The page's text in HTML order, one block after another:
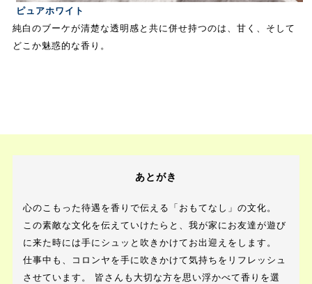
ピュアホワイト
純白のブーケが清楚な透明感と共に併せ持つのは、甘く、そして
どこか魅惑的な香り。
あとがき
心のこもった待遇を香りで伝える「おもてなし」の文化。
この素敵な文化を伝えていけたらと、我が家にお友達が遊び
に来た時には手にシュッと吹きかけてお出迎えをします。
仕事中も、コロンヤを手に吹きかけて気持ちをリフレッシュ
させています。 皆さんも大切な方を思い浮かべて香りを選